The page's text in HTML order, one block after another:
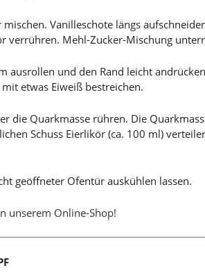
Vanilleschote längs
verrühren. Mehl-Zucker-Mischung
ausrollen und den Rand leicht
etwas Eiweiß bestreichen.
die Quarkmasse rühren. Die
Schuss Eierlikör (ca. 100 ml)
geöffneter Ofentür auskühlen lassen.
unserem Online-Shop!